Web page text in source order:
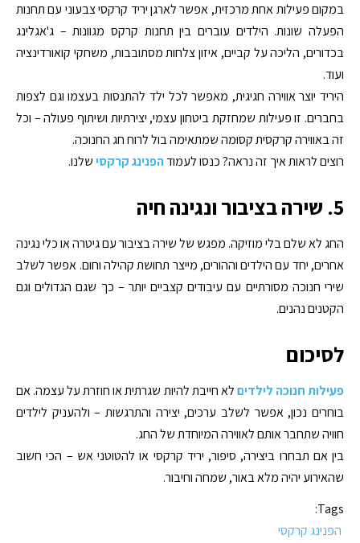
במקום פעילות אחת מרכזית, אפשר לארגן יריד קרקסי צבעוני עם תחנות
הפעלה שונות. הילדים עוברים בין תחנות קרקס מגוונות – ג'אגלינג
בכדורים, הליכה על קביים, איזון צלחות מסתובבות, משחקי קואורדינציה
ועוד.
היריד יוצר אווירה חגיגית, מאפשר לכל ילד להתנסות בעצמו וגם לצפות
בחברים. זו פעילות שמחזקת ביטחון עצמי, יצירתיות ושיתוף פעולה – וכל
זה באווירה קרקסית קסומה שמתאימה בול לרוח חג החנוכה.
רוצים לראות איך זה נראה? כנסו לעמודהפנינג קרקסישלנו.
5. שירה בציבור ונגינה חיה
החג לא שלם בלי מוזיקה. מפגש של שירה בציבור עם גיטרה או כלי נגינה
אחרים, יחד עם הילדים וההורים, מייצר תחושת קהילה וחום. אפשר לשלב
שירי חנוכה מסורתיים עם עיבודים קצביים יותר – כך שגם הגדולים וגם
הקטנים נהנים.
לסיכום
פעילות חנוכה לילדיםלא חייבת להיות שגרתית או חוזרת על עצמה. אם
בוחרים נכון, אפשר לשלב ערכים, יצירה והתרגשות – ולהעניק לילדים
חוויה שתחבר אותם לאווירה המיוחדת של החג.
בין אם תבחרו ביצירה, סיפור, יריד קרקסי או להטוטני אש – הכי חשוב
שהאירוע יהיה מלא באור, שמחה וחיבור.
Tags:
הפנינג קרקסי